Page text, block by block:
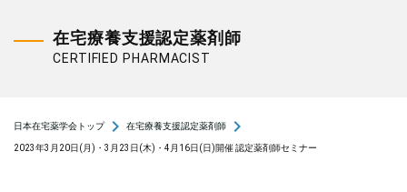
在宅療養支援認定薬剤師
CERTIFIED PHARMACIST
日本在宅薬学会トップnavigate_next 在宅療養支援認定薬剤師 navigate_next
2023年3月20日(月)・3月23日(木)・4月16日(日)開催 認定薬剤師セミナー